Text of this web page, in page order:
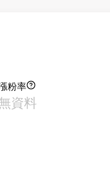
粉率
資料